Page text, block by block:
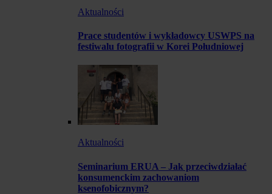
Aktualności
Prace studentów i wykładowcy USWPS na
festiwalu fotografii w Korei Południowej
Aktualności
Seminarium ERUA – Jak przeciwdziałać
konsumenckim zachowaniom
ksenofobicznym?